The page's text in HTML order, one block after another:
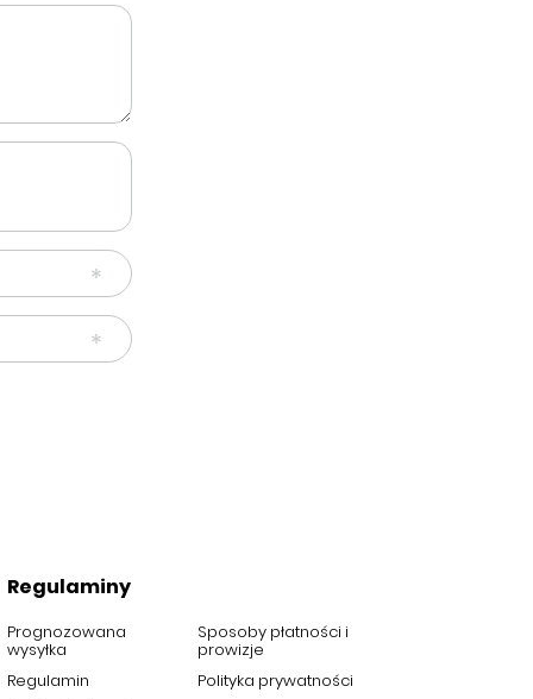
Regulaminy
Prognozowana
wysyłka
Sposoby płatności i
prowizje
Regulamin
Polityka prywatności